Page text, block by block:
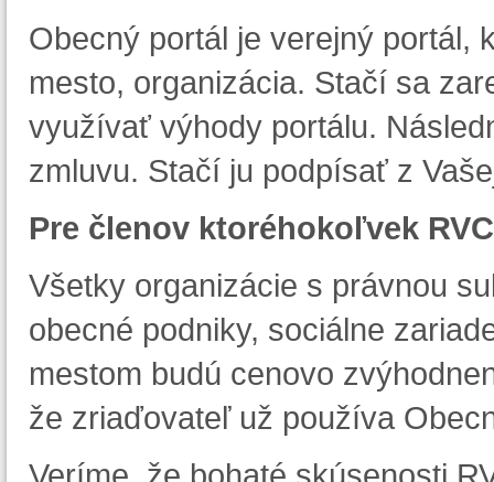
Obecný portál je verejný portál,
mesto, organizácia. Stačí sa
využívať výhody portálu.
zmluvu. Stačí ju podpísať z
Pre členov ktoréhokoľvek
Všetky organizácie s právnou
obecné podniky, sociálne
mestom budú cenovo
že zriaďovateľ už používa